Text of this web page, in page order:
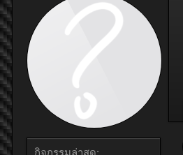
กิจกรรมล่าสุด: